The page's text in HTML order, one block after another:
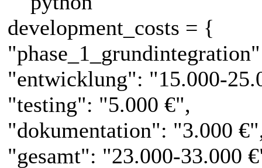
development_costs = {
"entwicklung": "15.000-
"testing": "5.000 €",
"dokumentation": "3.000
"gesamt": "23.000-33.000